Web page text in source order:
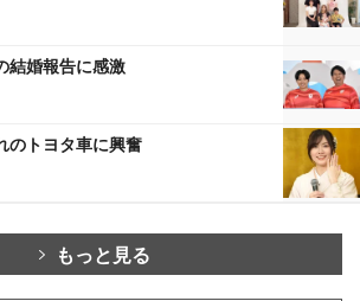
結婚報告に感激
のトヨタ車に興奮
もっと見る